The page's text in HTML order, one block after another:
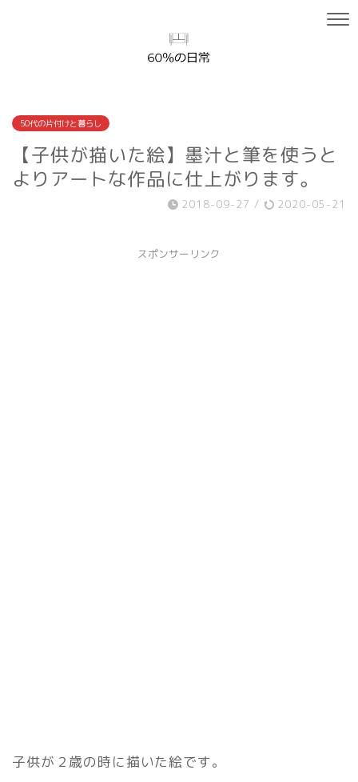
50代の片付けと暮らし
【子供が描いた絵】墨汁と筆を使うと
よりアートな作品に仕上がります。
2018-09-27 / 2020-05-21
スポンサーリンク
子供が２歳の時に描いた絵です。